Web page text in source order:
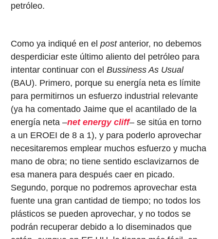
petróleo.
Como ya indiqué en elpostanterior, no debemos
desperdiciar este último aliento del petróleo para
intentar continuar con elBussiness As Usual
(BAU). Primero, porque su energía neta es límite
para permitirnos un esfuerzo industrial relevante
(ya ha comentado Jaime que el acantilado de la
energía neta –net energy cliff– se sitúa en torno
a un EROEI de 8 a 1), y para poderlo aprovechar
necesitaremos emplear muchos esfuerzo y mucha
mano de obra; no tiene sentido esclavizarnos de
esa manera para después caer en picado.
Segundo, porque no podremos aprovechar esta
fuente una gran cantidad de tiempo; no todos los
plásticos se pueden aprovechar, y no todos se
podrán recuperar debido a lo diseminados que